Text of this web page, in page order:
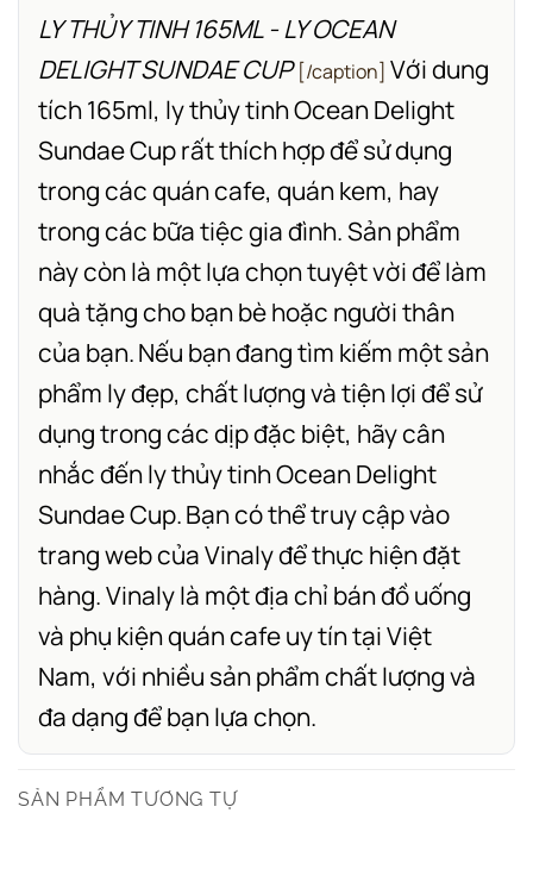
LY THỦY TINH 165ML - LY OCEAN
DELIGHT SUNDAE CUP [/caption] Với dung
tích 165ml, ly thủy tinh Ocean Delight
Sundae Cup rất thích hợp để sử dụng
trong các quán cafe, quán kem, hay
trong các bữa tiệc gia đình. Sản phẩm
này còn là một lựa chọn tuyệt vời để làm
quà tặng cho bạn bè hoặc người thân
của bạn.Nếu bạn đang tìm kiếm một sản
phẩm ly đẹp, chất lượng và tiện lợi để sử
dụng trong các dịp đặc biệt, hãy cân
nhắc đến ly thủy tinh Ocean Delight
Sundae Cup.Bạn có thể truy cập vào
trang web của Vinaly để thực hiện đặt
hàng. Vinaly là một địa chỉ bán đồ uống
và phụ kiện quán cafe uy tín tại Việt
Nam, với nhiều sản phẩm chất lượng và
đa dạng để bạn lựa chọn.
SẢN PHẨM TƯƠNG TỰ